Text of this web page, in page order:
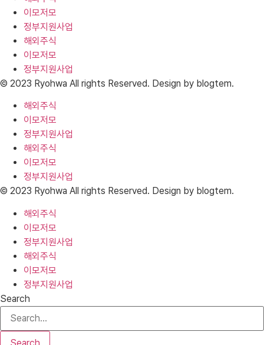
이모저모
정부지원사업
해외주식
이모저모
정부지원사업
© 2023 Ryohwa All rights Reserved. Design by blogtem.
해외주식
이모저모
정부지원사업
해외주식
이모저모
정부지원사업
© 2023 Ryohwa All rights Reserved. Design by blogtem.
해외주식
이모저모
정부지원사업
해외주식
이모저모
정부지원사업
Search
Search